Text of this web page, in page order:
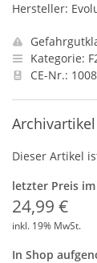
Hersteller:
Kategorie:
CE-Nr.:
Archivartikel
Dieser Artikel
letzter Preis im
24,99 €
inkl. 19% MwSt.
In Shop